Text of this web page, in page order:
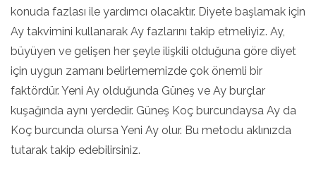
konuda fazlası ile yardımcı olacaktır. Diyete başlamak için
Ay takvimini kullanarak Ay fazlarını takip etmeliyiz. Ay,
büyüyen ve gelişen her şeyle ilişkili olduğuna göre diyet
için uygun zamanı belirlememizde çok önemli bir
faktördür. Yeni Ay olduğunda Güneş ve Ay burçlar
kuşağında aynı yerdedir. Güneş Koç burcundaysa Ay da
Koç burcunda olursa Yeni Ay olur. Bu metodu aklınızda
tutarak takip edebilirsiniz.